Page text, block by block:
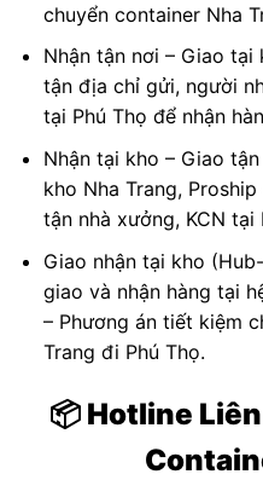
chuyển container Nha
Nhận tận nơi – Giao
tận địa chỉ gửi, người
tại Phú Thọ để nhận
Nhận tại kho – Giao
kho Nha Trang,
tận nhà xưởng, KCN tại
Giao nhận tại kho
giao và nhận hàng tại
– Phương án tiết kiệm
Trang đi Phú Thọ.
📦 Hotline